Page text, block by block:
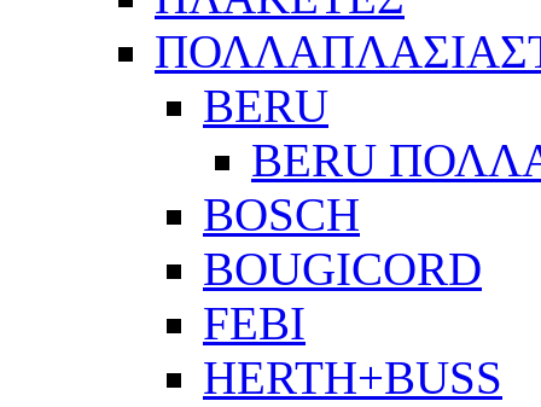
BERU
BERU
BOSCH
BOUGICORD
FEBI
HERTH+BUSS